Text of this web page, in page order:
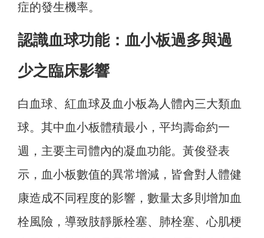
症的發生機率。
認識血球功能：血小板過多與過
少之臨床影響
白血球、紅血球及血小板為人體內三大類血
球。其中血小板體積最小，平均壽命約一
週，主要主司體內的凝血功能。黃俊登表
示，血小板數值的異常增減，皆會對人體健
康造成不同程度的影響，數量太多則增加血
栓風險，導致肢靜脈栓塞、肺栓塞、心肌梗